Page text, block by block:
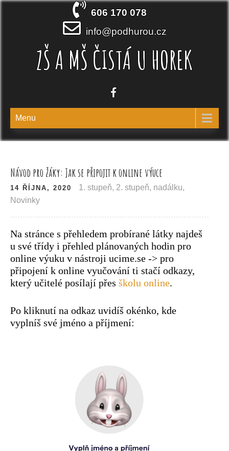
Skip
606 170 078
info@podhurou.cz
ZŠ A MŠ ČISTÁ U HOREK
Menu
Návod pro žáky: Jak se připojit k online výuce
14 ŘÍJNA, 2020 1. stupeň, 2. stupeň, nadálku,
Novinky
Na stránce s přehledem probírané látky najdeš
u své třídy i přehled plánovaných hodin pro
online výuku v nástroji ucime.se -> pro
připojení k online vyučování ti stačí odkazy,
který učitelé posílají přes školu online.
Po kliknutí na odkaz uvidíš okénko, kde
vyplníš své jméno a příjmení: